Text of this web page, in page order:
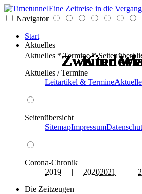
Eine Zeitreise in die
Navigator
Start
Aktuelles
Aktuelles * Termine *
Aktuelles / Termine
Leitartikel & Termine
Seitenübersicht
SitemapImpressum
Corona-Chronik
2019 | 20202021 |
Die Zeitzeugen
Zweiter
Zweiter
Zweiter
Zweiter